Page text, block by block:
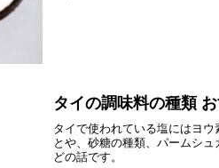
タイの調味料の種類
タイで使われている塩にはヨ
とや、砂糖の種類、パームシ
どの話です。